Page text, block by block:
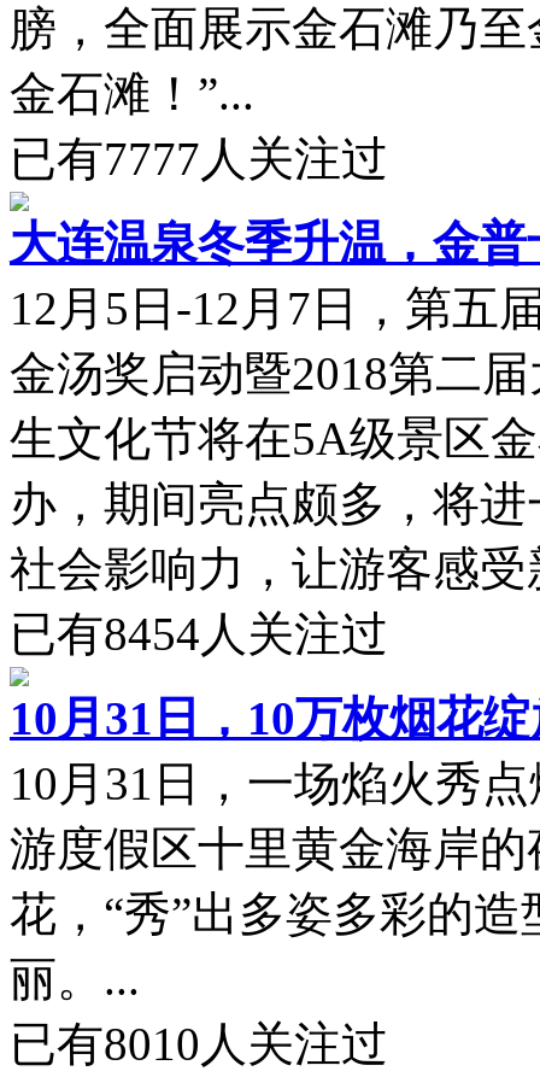
膀，全面展示金石滩乃
金石滩！”...
已有7777人关注过
大连温泉冬季升温，金
12月5日-12月7日，第五
金汤奖启动暨2018第二
生文化节将在5A级景区
办，期间亮点颇多，将
社会影响力，让游客感
已有8454人关注过
10月31日，10万枚烟花
10月31日，一场焰火秀
游度假区十里黄金海岸
花，“秀”出多姿多彩的
丽。...
已有8010 人关注过